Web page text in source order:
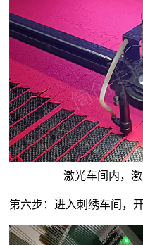
激光车间内，
第六步：进入刺绣车间，